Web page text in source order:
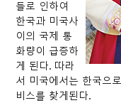
들로 인하여
한국과 미국사
이의 국제 통
화량이 급증하
게 된다. 따라
서 미국에서는 한국으
비스를 찾게된다.